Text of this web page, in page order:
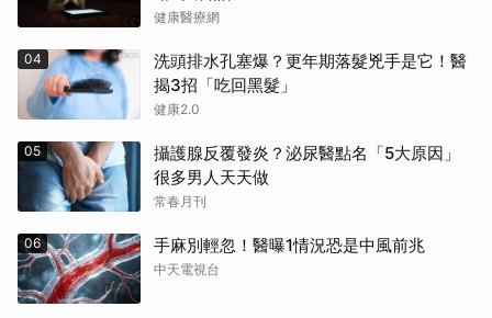
健康醫療網
04
洗頭排水孔塞爆？更年期落髮兇手是它！醫
揭3招「吃回黑髮」
健康2.0
05
攝護腺反覆發炎？泌尿醫點名「5大原因」
很多男人天天做
常春月刊
06 手麻別輕忽！醫曝1情況恐是中風前兆
中天電視台